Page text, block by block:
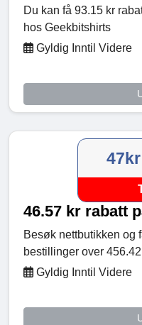
Du kan få 93.15 kr
hos Geekbitshirts
Gyldig Inntil Videre
46.57 kr rabatt
Besøk nettbutikken og
bestillinger over
Gyldig Inntil Videre